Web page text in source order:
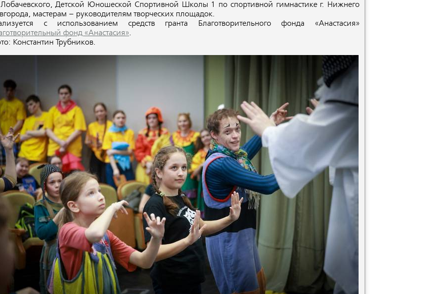
Детской Юношеской Спортивной Школы 1 по спортивной гимнастике г. Нижнего
мастерам – руководителям творческих площадок.
с использованием средств гранта Благотворительного фонда «Анастасия»
фонд «Анастасия».
Константин Трубников.